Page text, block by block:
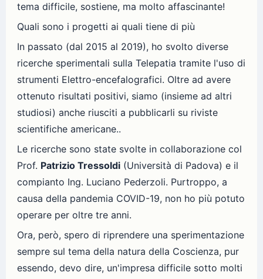
tema difficile, sostiene, ma molto affascinante!
Quali sono i progetti ai quali tiene di più
In passato (dal 2015 al 2019), ho svolto diverse
ricerche sperimentali sulla Telepatia tramite l'uso di
strumenti Elettro-encefalografici. Oltre ad avere
ottenuto risultati positivi, siamo (insieme ad altri
studiosi) anche riusciti a pubblicarli su riviste
scientifiche americane..
Le ricerche sono state svolte in collaborazione col
Prof. Patrizio Tressoldi (Università di Padova) e il
compianto Ing. Luciano Pederzoli. Purtroppo, a
causa della pandemia COVID-19, non ho più potuto
operare per oltre tre anni.
Ora, però, spero di riprendere una sperimentazione
sempre sul tema della natura della Coscienza, pur
essendo, devo dire, un'impresa difficile sotto molti